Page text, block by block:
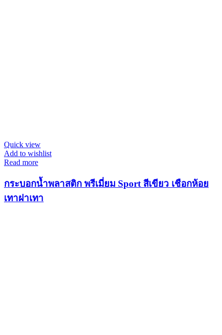
Quick view
Add to wishlist
Read more
กระบอกน้ำพลาสติก พรีเมี่ยม Sport สีเขียว เชือกห้อย
เทาฝาเทา